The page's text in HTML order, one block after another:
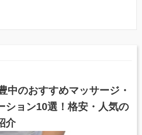
中のおすすめマッサージ・
ション10選！格安・人気の
介